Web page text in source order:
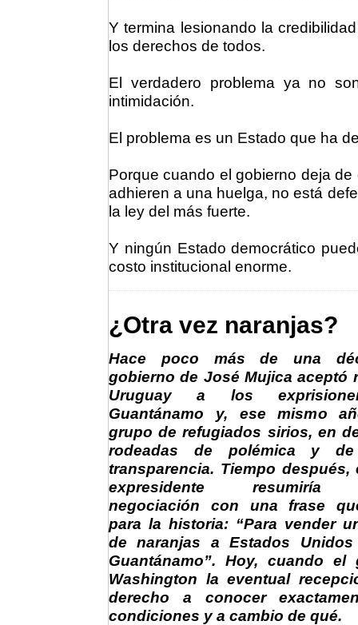
Y termina lesionando la
los derechos de todos.
El verdadero problema ya no
intimidación.
El problema es un Estado que ha
Porque cuando el gobierno deja
adhieren a una huelga, no está
la ley del más fuerte.
Y ningún Estado democrático
costo institucional enorme.
¿Otra vez naranjas?
Hace poco más de una
gobierno de José Mujica aceptó
Uruguay a los
Guantánamo y, ese mismo
grupo de refugiados sirios, en
rodeadas de polémica y de
transparencia. Tiempo después,
expresidente resumiría
negociación con una frase
para la historia: “Para vender
de naranjas a Estados
Guantánamo”. Hoy, cuando
Washington la eventual
derecho a conocer
condiciones y a cambio de qué.